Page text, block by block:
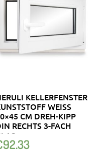
KELLERFENSTER
WEISS 7
CM DREH-KIPP D
RECHTS 3-FACH G
…
92.33